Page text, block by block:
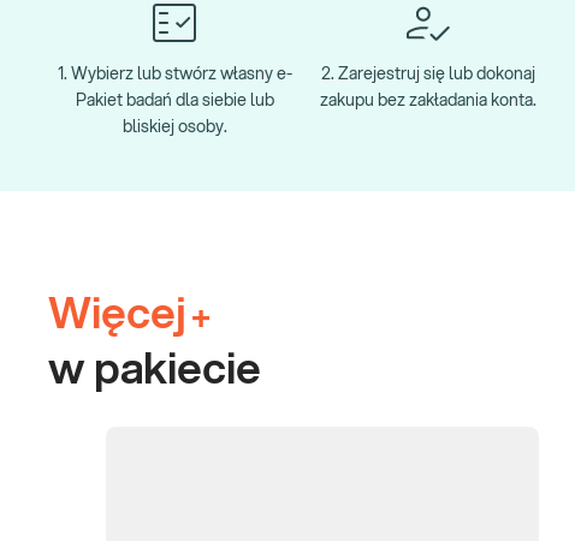
1. Wybierz lub stwórz własny e-
Pakiet badań dla siebie lub
bliskiej osoby.
2. Zarejestruj się lub dokonaj
zakupu bez zakładania konta.
Więcej +
w pakiecie